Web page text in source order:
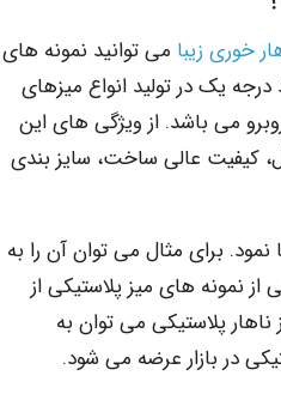
خوری زیبا می توانید نمونه های
درجه یک در تولید انواع میزهای
می باشد. از ویژگی های این
کیفیت عالی ساخت، سایز بندی
برای مثال می توان آن را به
نمونه های میز پلاستیکی از
پلاستیکی می توان به
در بازار عرضه می شود.